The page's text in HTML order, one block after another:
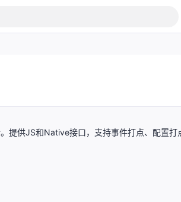
提供JS和Native接口，支持事件打点、配置打